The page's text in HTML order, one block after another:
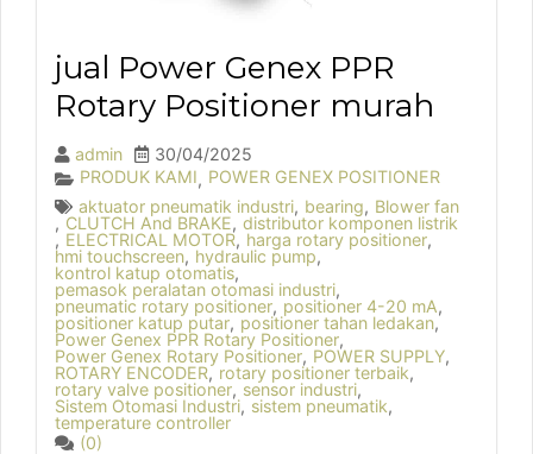
jual Power Genex PPR
Rotary Positioner murah
admin
30/04/2025
PRODUK KAMI, POWER GENEX POSITIONER
aktuator pneumatik industri, bearing, Blower fan
, CLUTCH And BRAKE, distributor komponen listrik
, ELECTRICAL MOTOR, harga rotary positioner,
hmi touchscreen, hydraulic pump,
kontrol katup otomatis,
pemasok peralatan otomasi industri,
pneumatic rotary positioner, positioner 4-20 mA,
positioner katup putar, positioner tahan ledakan,
Power Genex PPR Rotary Positioner,
Power Genex Rotary Positioner, POWER SUPPLY,
ROTARY ENCODER, rotary positioner terbaik,
rotary valve positioner, sensor industri,
Sistem Otomasi Industri, sistem pneumatik,
temperature controller
(0)